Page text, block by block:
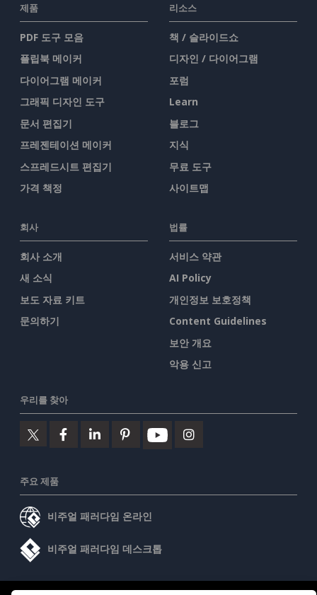
제품
PDF 도구 모음
플립북 메이커
다이어그램 메이커
그래픽 디자인 도구
문서 편집기
프레젠테이션 메이커
스프레드시트 편집기
가격 책정
리소스
책 / 슬라이드쇼
디자인 / 다이어그램
포럼
Learn
블로그
지식
무료 도구
사이트맵
회사
회사 소개
새 소식
보도 자료 키트
문의하기
법률
서비스 약관
AI Policy
개인정보 보호정책
Content Guidelines
보안 개요
악용 신고
우리를 찾아
주요 제품
비주얼 패러다임 온라인
비주얼 패러다임 데스크톱